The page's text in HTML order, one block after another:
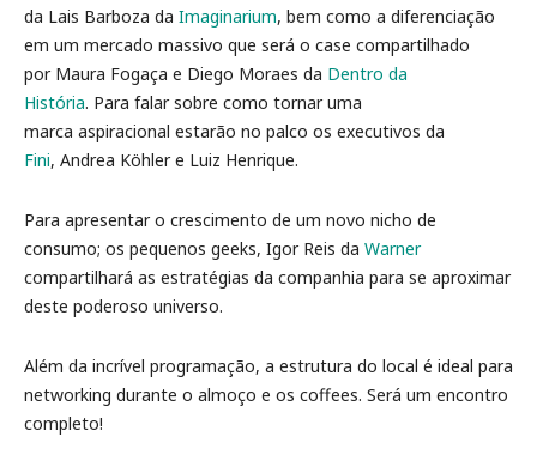
da Lais Barboza da Imaginarium, bem como a diferenciação
em um mercado massivo que será o case compartilhado
por Maura Fogaça e Diego Moraes da Dentro da
História. Para falar sobre como tornar uma
marca aspiracional estarão no palco os executivos da
Fini, Andrea Köhler e Luiz Henrique.
Para apresentar o crescimento de um novo nicho de
consumo; os pequenos geeks, Igor Reis da Warner
compartilhará as estratégias da companhia para se aproximar
deste poderoso universo.
Além da incrível programação, a estrutura do local é ideal para
networking durante o almoço e os coffees. Será um encontro
completo!